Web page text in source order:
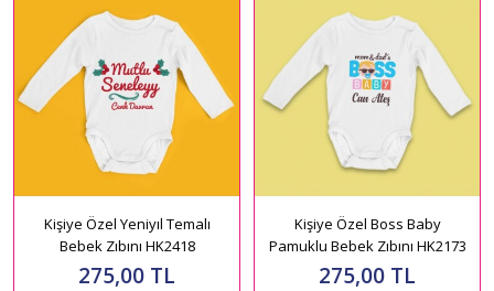
Kişiye Özel Yeniyıl Temalı
Bebek Zıbını HK2418
275,00 TL
Kişiye Özel Boss Baby
Pamuklu Bebek Zıbını HK2173
275,00 TL